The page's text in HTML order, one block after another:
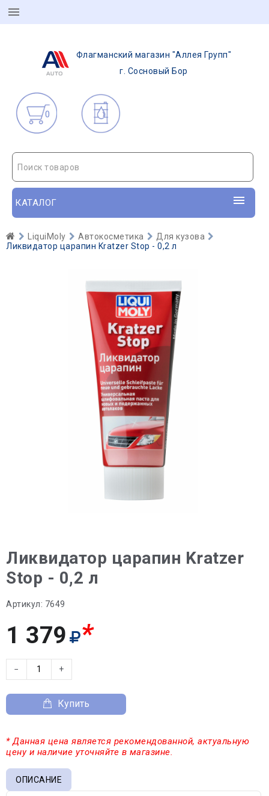
Флагманский магазин "Аллея Групп"
г. Сосновый Бор
0
Поиск товаров
КАТАЛОГ
LiquiMoly Автокосметика
Для кузова
Ликвидатор царапин Kratzer Stop - 0,2 л
Ликвидатор царапин Kratzer
Stop - 0,2 л
Артикул: 7649
1 379 *
− +
Купить
* Данная цена является рекомендованной, актуальную
цену и наличие уточняйте в магазине.
ОПИСАНИЕ